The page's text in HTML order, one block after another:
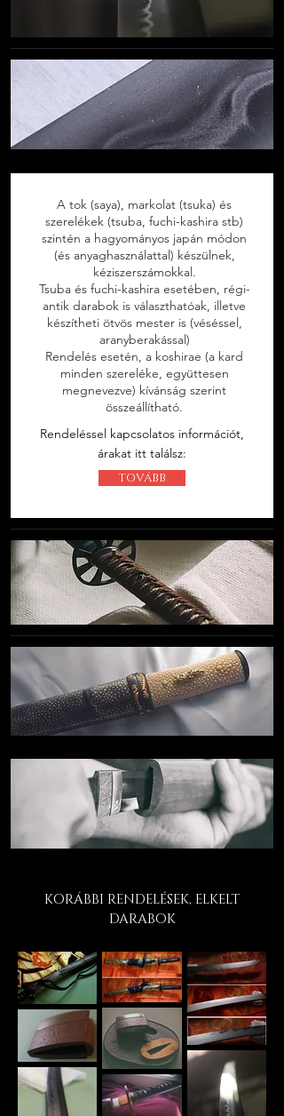
A tok (saya), markolat (tsuka) és
szerelékek (tsuba, fuchi-kashira stb)
szintén a hagyományos japán módon
(és anyaghasználattal) készülnek,
kéziszerszámokkal.
Tsuba és fuchi-kashira esetében, régi-
antik darabok is választhatóak, illetve
készítheti ötvös mester is (véséssel,
aranyberakással)
Rendelés esetén, a koshirae (a kard
minden szereléke, együttesen
megnevezve) kívánság szerint
összeállítható.
Rendeléssel kapcsolatos információt,
árakat itt találsz:
TOVÁBB
KORÁBBI RENDELÉSEK, ELKELT
DARABOK